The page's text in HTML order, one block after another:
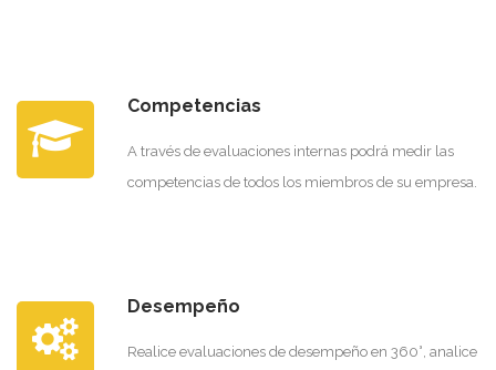
Competencias
A través de evaluaciones internas podrá medir las
competencias de todos los miembros de su empresa.
Desempeño
Realice evaluaciones de desempeño en 360°, analice